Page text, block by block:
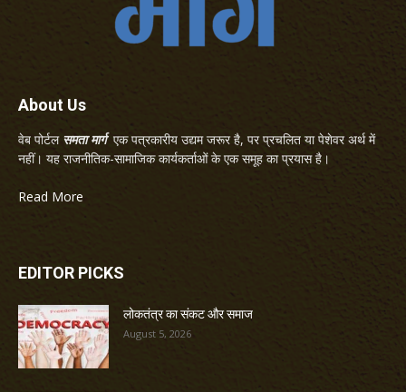
About Us
वेब पोर्टल समता मार्गएक पत्रकारीय उद्यम जरूर है, पर प्रचलित या पेशेवर अर्थ में
नहीं। यह राजनीतिक-सामाजिक कार्यकर्ताओं के एक समूह का प्रयास है।
Read More
EDITOR PICKS
लोकतंत्र का संकट और समाज
August 5, 2026